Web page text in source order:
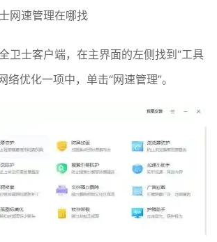
网速管理在哪找
卫士客户端，在主界面的左侧找到“工具
络优化一项中，单击“网速管理”。